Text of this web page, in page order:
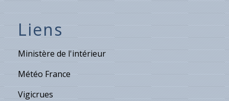
Liens
Ministère de l'intérieur
Météo France
Vigicrues